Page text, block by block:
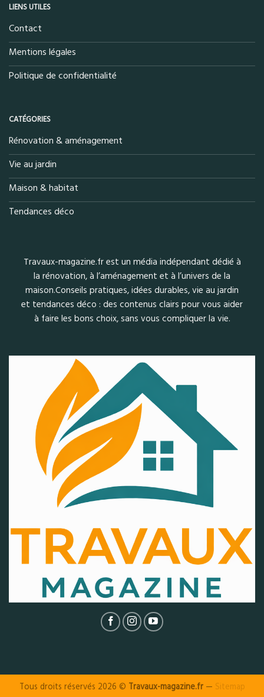
LIENS UTILES
Contact
Mentions légales
Politique de confidentialité
CATÉGORIES
Rénovation & aménagement
Vie au jardin
Maison & habitat
Tendances déco
Travaux-magazine.fr est un média indépendant dédié à
la rénovation, à l’aménagement et à l’univers de la
maison.Conseils pratiques, idées durables, vie au jardin
et tendances déco : des contenus clairs pour vous aider
à faire les bons choix, sans vous compliquer la vie.
Tous droits réservés 2026 © Travaux-magazine.fr— Sitemap